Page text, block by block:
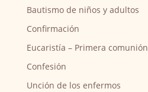
Bautismo de niños y adultos
Confirmación
Eucaristía – Primera comunión
Confesión
Unción de los enfermos